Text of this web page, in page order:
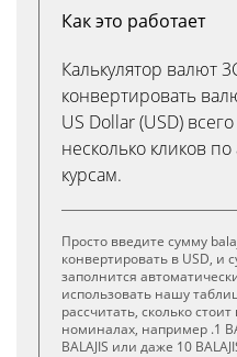
Как это работает
Калькулятор валют
конвертировать
US Dollar (USD)
несколько кликов
курсам.
Просто введите сумму
конвертировать в USD, и
заполнится
использовать нашу
рассчитать, сколько
номиналах, например .1
BALAJIS или даже 10